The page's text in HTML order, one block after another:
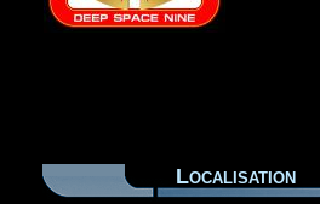
Localisation